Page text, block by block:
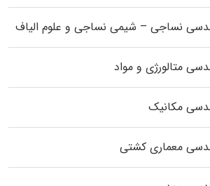
نساجی – شیمی نساجی و علوم الیاف
متالورژی و مواد
مکانیک
معماری کشتی